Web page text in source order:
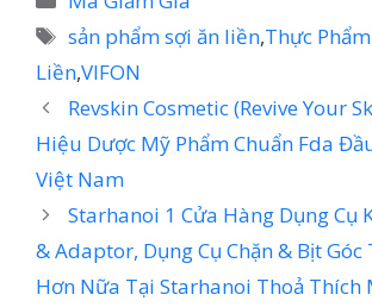
mục
Thẻ
sản phẩm sợi ăn liền,Thực
Liền,VIFON
Revskin Cosmetic (Revive Your
Hiệu Dược Mỹ Phẩm Chuẩn Fda
Việt Nam
Starhanoi 1 Cửa Hàng Dụng Cụ
& Adaptor, Dụng Cụ Chặn & Bịt
Hơn Nữa Tại Starhanoi Thoả Thích